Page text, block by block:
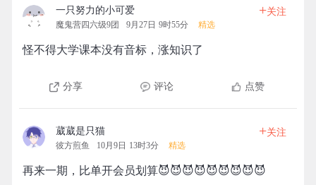
一只努力的小可爱
魔鬼营四六级9团 9月27日 9时55分 精选
+关注
怪不得大学课本没有音标，涨知识了
分享 评论 点赞
葳葳是只猫
彼方煎鱼 10月9日 13时3分 精选
+关注
再来一期，比单开会员划算😈😈😈😈😈😈😈😈😈